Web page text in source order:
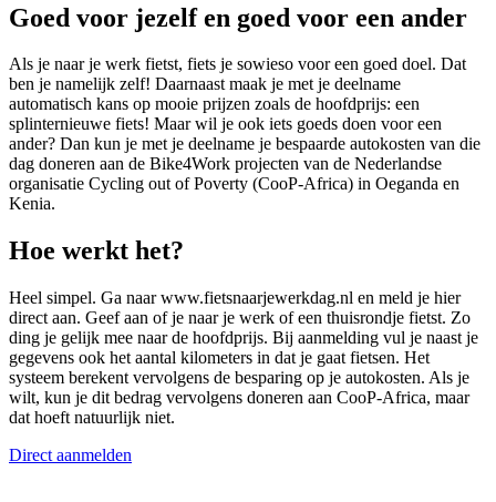
Goed voor jezelf en goed voor een ander
Als je naar je werk fietst, fiets je sowieso voor een goed doel. Dat
ben je namelijk zelf! Daarnaast maak je met je deelname
automatisch kans op mooie prijzen zoals de hoofdprijs: een
splinternieuwe fiets! Maar wil je ook iets goeds doen voor een
ander? Dan kun je met je deelname je bespaarde autokosten van die
dag doneren aan de Bike4Work projecten van de Nederlandse
organisatie Cycling out of Poverty (CooP-Africa) in Oeganda en
Kenia.
Hoe werkt het?
Heel simpel. Ga naar www.fietsnaarjewerkdag.nl en meld je hier
direct aan. Geef aan of je naar je werk of een thuisrondje fietst. Zo
ding je gelijk mee naar de hoofdprijs. Bij aanmelding vul je naast je
gegevens ook het aantal kilometers in dat je gaat fietsen. Het
systeem berekent vervolgens de besparing op je autokosten. Als je
wilt, kun je dit bedrag vervolgens doneren aan CooP-Africa, maar
dat hoeft natuurlijk niet.
Direct aanmelden